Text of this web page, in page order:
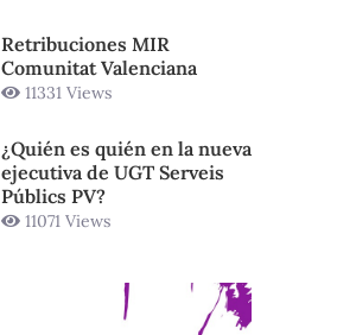
Retribuciones MIR
Comunitat Valenciana
11331 Views
¿Quién es quién en la nueva
ejecutiva de UGT Serveis
Públics PV?
11071 Views